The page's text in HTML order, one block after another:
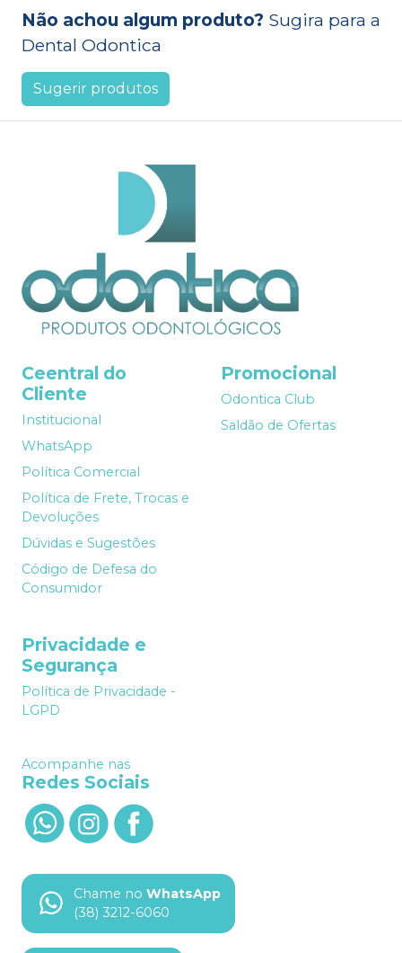
Não achou algum produto? Sugira para a
Dental Odontica
Sugerir produtos
Ceentral do
Cliente
Institucional
WhatsApp
Política Comercial
Política de Frete, Trocas e
Devoluções
Dúvidas e Sugestões
Código de Defesa do
Consumidor
Promocional
Odontica Club
Saldão de Ofertas
Privacidade e
Segurança
Política de Privacidade -
LGPD
Acompanhe nas
Redes Sociais
Chame no WhatsApp
(38) 3212-6060